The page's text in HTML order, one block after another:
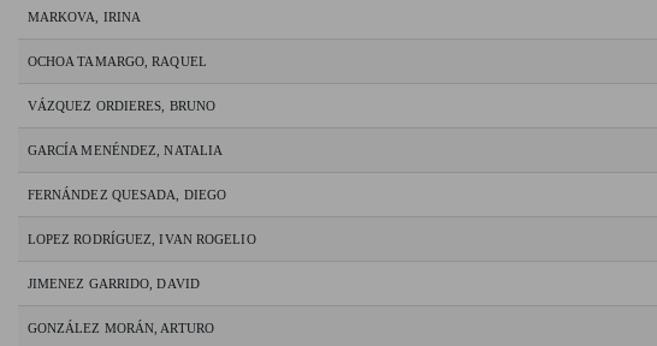
MARKOVA, IRINA
OCHOA TAMARGO, RAQUEL
VÁZQUEZ ORDIERES, BRUNO
GARCÍA MENÉNDEZ, NATALIA
FERNÁNDEZ QUESADA, DIEGO
LOPEZ RODRÍGUEZ, IVAN ROGELIO
JIMENEZ GARRIDO, DAVID
GONZÁLEZ MORÁN, ARTURO